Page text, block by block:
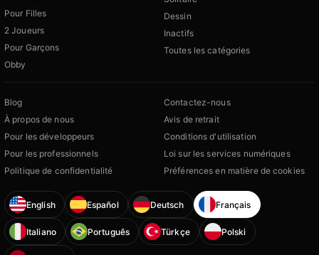
Pour Filles
2 Joueurs
Pour Garçons
Obby
Dessin
Inactifs
Toutes les catégories
Blog
À propos de nous
Pour les développeurs
Pour les professionnels
Politique de confidentialité
Contactez-nous
Avis de retrait
Conditions d'utilisation
Loi sur les services numériques
Préférences en matière de cookies
English Español Deutsch Français
Italiano Português Türkçe Polski